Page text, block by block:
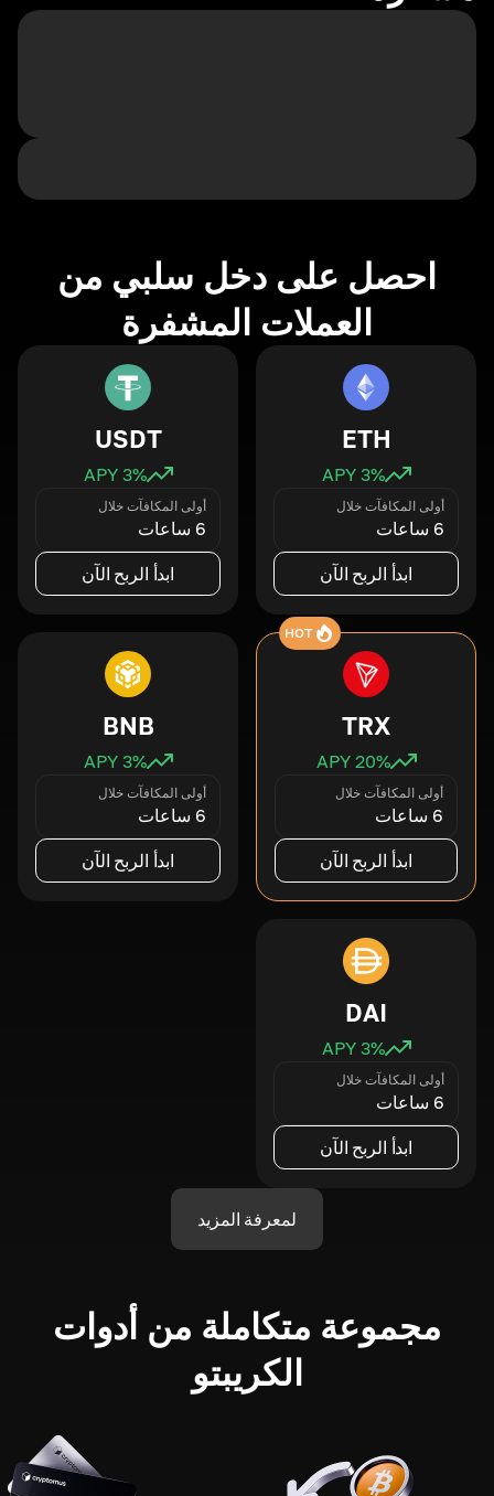
احصل على دخل سلبي من
العملات المشفرة
ETH
3% APY
أولى المكافآت خلال
6 ساعات
ابدأ الربح الآن
USDT
3% APY
أولى المكافآت خلال
6 ساعات
ابدأ الربح الآن
HOT
TRX
20% APY
أولى المكافآت خلال
6 ساعات
ابدأ الربح الآن
BNB
3% APY
أولى المكافآت خلال
6 ساعات
ابدأ الربح الآن
DAI
3% APY
أولى المكافآت خلال
6 ساعات
ابدأ الربح الآن
لمعرفة المزيد
مجموعة متكاملة من أدوات
الكريبتو